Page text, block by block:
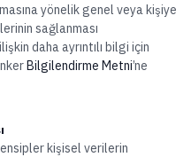
yönelik genel veya kişiye
sağlanması
daha ayrıntılı bilgi için
Bilgilendirme Metni’ne
kişisel verilerin